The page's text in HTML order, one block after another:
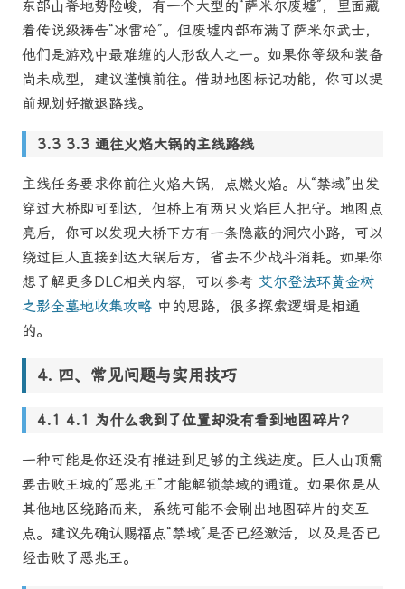
东部山脊地势险峻，有一个大型的“萨米尔废墟”，里面藏
着传说级祷告“冰雷枪”。但废墟内部布满了萨米尔武士，
他们是游戏中最难缠的人形敌人之一。如果你等级和装备
尚未成型，建议谨慎前往。借助地图标记功能，你可以提
前规划好撤退路线。
3.3 通往火焰大锅的主线路线
主线任务要求你前往火焰大锅，点燃火焰。从“禁域”出发
穿过大桥即可到达，但桥上有两只火焰巨人把守。地图点
亮后，你可以发现大桥下方有一条隐蔽的洞穴小路，可以
绕过巨人直接到达大锅后方，省去不少战斗消耗。如果你
想了解更多DLC相关内容，可以参考 艾尔登法环黄金树
之影全墓地收集攻略 中的思路，很多探索逻辑是相通
的。
四、常见问题与实用技巧
4.1 为什么我到了位置却没有看到地图碎片？
一种可能是你还没有推进到足够的主线进度。巨人山顶需
要击败王城的“恶兆王”才能解锁禁域的通道。如果你是从
其他地区绕路而来，系统可能不会刷出地图碎片的交互
点。建议先确认赐福点“禁域”是否已经激活，以及是否已
经击败了恶兆王。